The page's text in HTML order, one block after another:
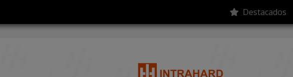
Destacados